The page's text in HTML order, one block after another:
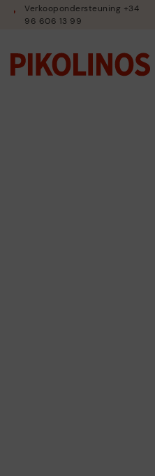
Verkoopondersteuning +34
96 606 13 99